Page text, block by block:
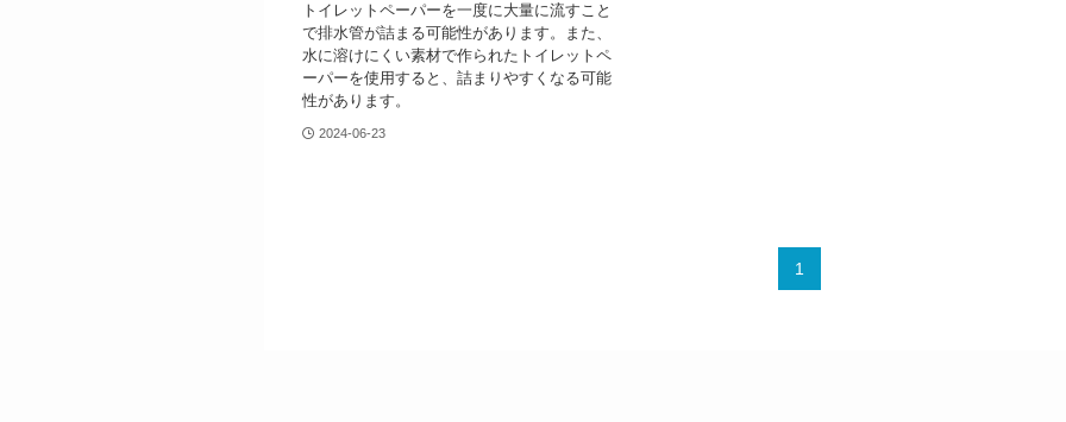
トイレットペーパーを一度に大量に流すこと
で排水管が詰まる可能性があります。また、
水に溶けにくい素材で作られたトイレットペ
ーパーを使用すると、詰まりやすくなる可能
性があります。
2024-06-23
1